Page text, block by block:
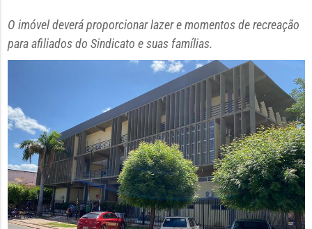
O imóvel deverá proporcionar lazer e momentos de recreação
para afiliados do Sindicato e suas famílias.